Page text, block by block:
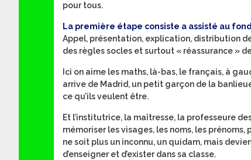
pour tous.
La première étape consiste a assisté au
Appel, présentation, explication, distribution
des règles socles et surtout « réassurance »
Ici on aime les maths, là-bas, le français, à
arrive de Madrid, un petit garçon de la
ce qu’ils veulent être.
Et l’institutrice, la maîtresse, la professeure
mémoriser les visages, les noms, les
ne soit plus un inconnu, un quidam, mais
d’enseigner et d’exister dans sa classe.